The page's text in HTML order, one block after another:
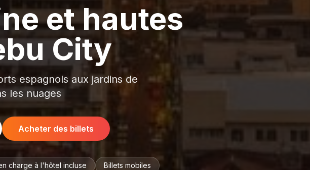
et hautes
City
espagnols aux jardins de
les nuages
Acheter des billets
charge à l'hôtel incluse Billets mobiles